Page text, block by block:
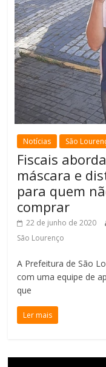
Notícias São
Fiscais
máscara e
para quem
comprar
22 de junho de 2020
São Lourenço
A Prefeitura de São
com uma equipe de
que
Ler mais